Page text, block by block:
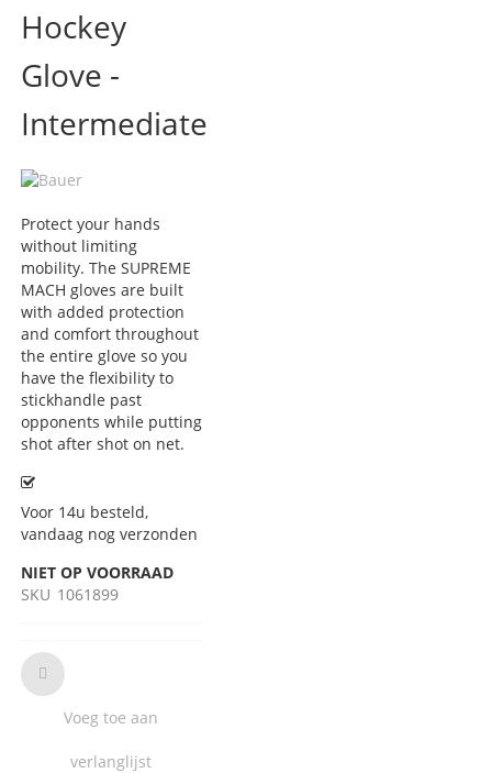
Hockey
Glove -
Intermediate
Protect your hands
without limiting
mobility. The SUPREME
MACH gloves are built
with added protection
and comfort throughout
the entire glove so you
have the flexibility to
stickhandle past
opponents while putting
shot after shot on net.
Voor 14u besteld,
vandaag nog verzonden
NIET OP VOORRAAD
SKU 1061899
Voeg toe aan
verlanglijst